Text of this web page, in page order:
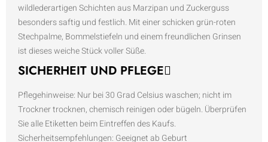
wildlederartigen Schichten aus Marzipan und Zuckerguss
besonders saftig und festlich. Mit einer schicken grün-roten
Stechpalme, Bommelstiefeln und einem freundlichen Grinsen
ist dieses weiche Stück voller Süße.
SICHERHEIT UND PFLEGE
Pflegehinweise: Nur bei 30 Grad Celsius waschen; nicht im
Trockner trocknen, chemisch reinigen oder bügeln. Überprüfen
Sie alle Etiketten beim Eintreffen des Kaufs.
Sicherheitsempfehlungen: Geeignet ab Geburt